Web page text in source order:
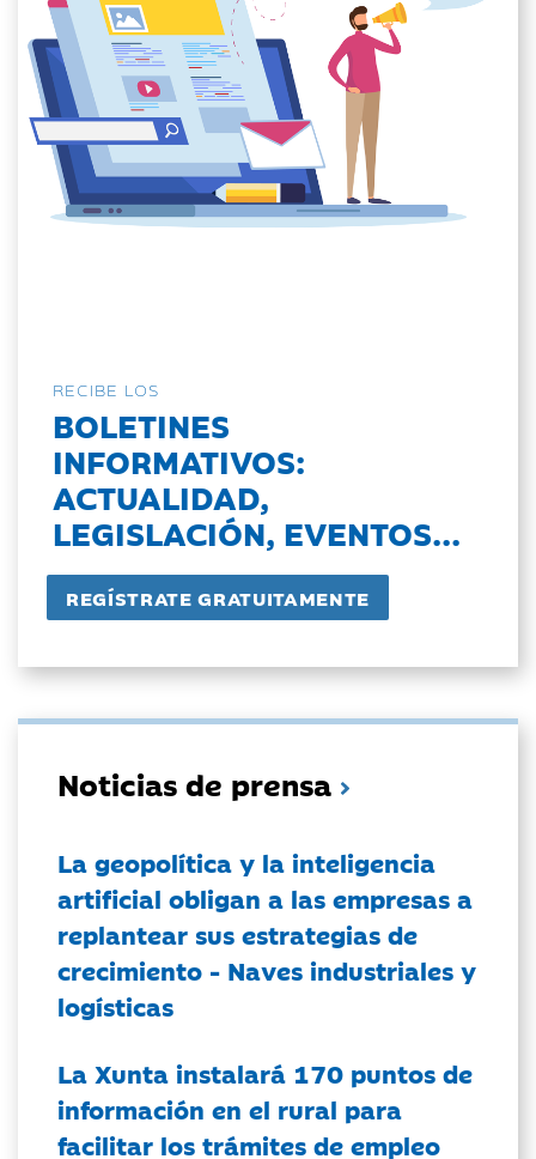
RECIBE LOS
BOLETINES
INFORMATIVOS:
ACTUALIDAD,
LEGISLACIÓN, EVENTOS...
Noticias de prensa
La geopolítica y la inteligencia
artificial obligan a las empresas a
replantear sus estrategias de
crecimiento - Naves industriales y
logísticas
La Xunta instalará 170 puntos de
información en el rural para
facilitar los trámites de empleo